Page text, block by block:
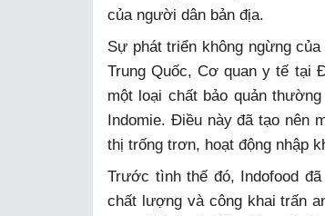
của người dân bản địa.
Sự phát triển không ngừng
Trung Quốc, Cơ quan y tế tại
một loại chất bảo quản
Indomie. Điều này đã tạo nên
thị trống trơn, hoạt động nhập
Trước tình thế đó, Indofood
chất lượng và công khai trấn